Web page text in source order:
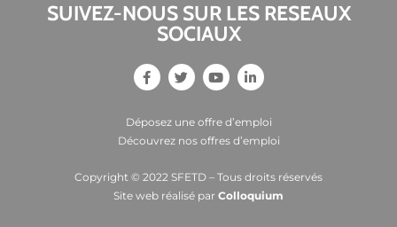
SUIVEZ-NOUS SUR LES RESEAUX
SOCIAUX
Déposez une offre d’emploi
Découvrez nos offres d’emploi
Copyright © 2022 SFETD – Tous droits réservés
Site web réalisé par Colloquium